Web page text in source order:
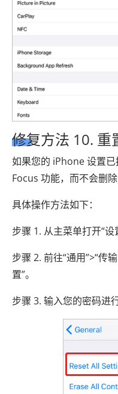
修复方法 10. 重
如果您的 iPhone 设置
Focus 功能，而不会删除
具体操作方法如下：
步骤 1. 从主菜单打开“设
步骤 2. 前往“通用”>“传
置”。
步骤 3. 输入您的密码进